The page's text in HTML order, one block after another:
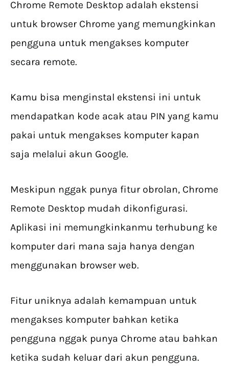
Chrome Remote Desktop adalah ekstensi
untuk browser Chrome yang memungkinkan
pengguna untuk mengakses komputer
secara remote.
Kamu bisa menginstal ekstensi ini untuk
mendapatkan kode acak atau PIN yang kamu
pakai untuk mengakses komputer kapan
saja melalui akun Google.
Meskipun nggak punya fitur obrolan, Chrome
Remote Desktop mudah dikonfigurasi.
Aplikasi ini memungkinkanmu terhubung ke
komputer dari mana saja hanya dengan
menggunakan browser web.
Fitur uniknya adalah kemampuan untuk
mengakses komputer bahkan ketika
pengguna nggak punya Chrome atau bahkan
ketika sudah keluar dari akun pengguna.